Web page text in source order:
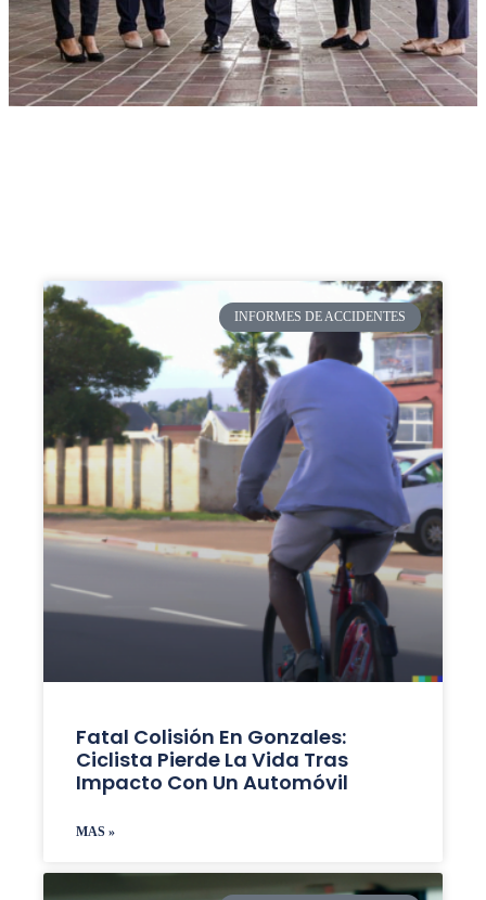
INFORMES DE ACCIDENTES
Fatal Colisión En Gonzales:
Ciclista Pierde La Vida Tras
Impacto Con Un Automóvil
MAS »